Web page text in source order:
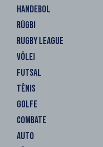
HANDEBOL
RÚGBI
RUGBY LEAGUE
VÔLEI
FUTSAL
TÊNIS
GOLFE
COMBATE
AUTO